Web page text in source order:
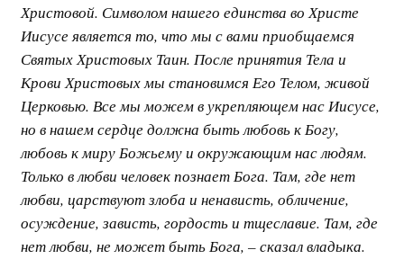
Христовой. Символом нашего единства во Христе
Иисусе является то, что мы с вами приобщаемся
Святых Христовых Таин. После принятия Тела и
Крови Христовых мы становимся Его Телом, живой
Церковью. Все мы можем в укрепляющем нас Иисусе,
но в нашем сердце должна быть любовь к Богу,
любовь к миру Божьему и окружающим нас людям.
Только в любви человек познает Бога. Там, где нет
любви, царствуют злоба и ненависть, обличение,
осуждение, зависть, гордость и тщеславие. Там, где
нет любви, не может быть Бога, – сказал владыка.